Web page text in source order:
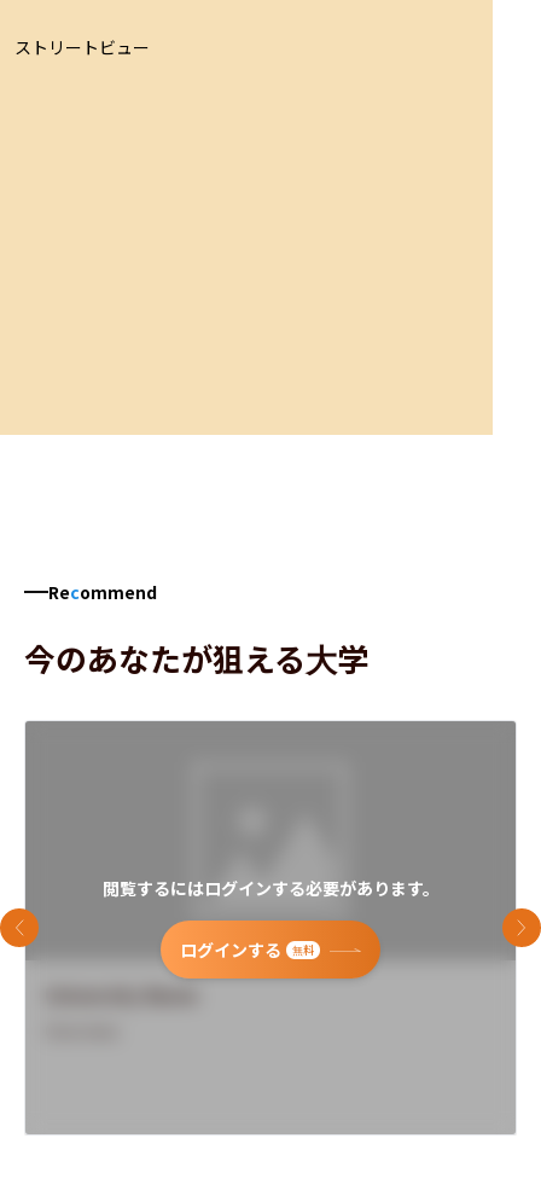
ストリートビュー
Recommend
今のあなたが狙える大学
閲覧するにはログインする必要があります。
ログインする 無料
前のスライド 次